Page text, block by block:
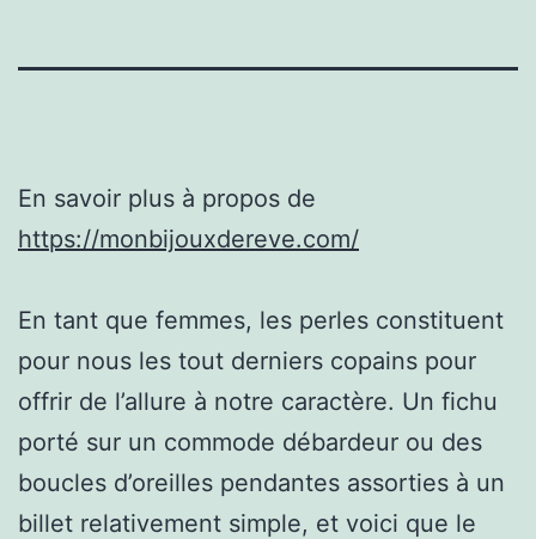
En savoir plus à propos de
https://monbijouxdereve.com/
En tant que femmes, les perles constituent
pour nous les tout derniers copains pour
offrir de l’allure à notre caractère. Un fichu
porté sur un commode débardeur ou des
boucles d’oreilles pendantes assorties à un
billet relativement simple, et voici que le